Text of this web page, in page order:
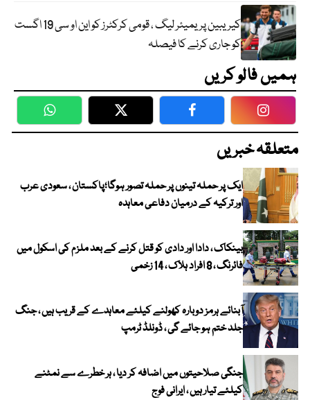
کیریبین پریمیئر لیگ ، قومی کرکٹرز کو این او سی 19 اگست
کو جاری کرنے کا فیصلہ
ہمیں فالو کریں
WhatsApp Twitter Facebook
متعلقہ خبریں
ایک پر حملہ تینوں پر حملہ تصور ہوگا؛پاکستان ، سعودی عرب
اور ترکیہ کے درمیان دفاعی معاہدہ
بینکاک ، دادا اور دادی کو قتل کرنے کے بعد ملزم کی اسکول میں
فائرنگ ، 8 افراد ہلاک ، 14 زخمی
آبنائے ہرمز دوبارہ کھولنے کیلئے معاہدے کے قریب ہیں ، جنگ
جلد ختم ہو جائے گی ، ڈونلڈ ٹرمپ
جنگی صلاحیتوں میں اضافہ کر دیا ، ہر خطرے سے نمٹنے
کیلئے تیار ہیں ، ایرانی فوج